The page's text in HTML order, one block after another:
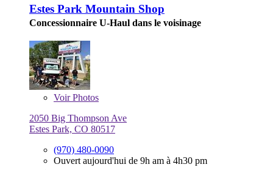
Estes Park Mountain Shop
Concessionnaire U-Haul dans le voisinage
VoirPhotos
2050 Big Thompson Ave
Estes Park, CO 80517
(970) 480-0090
Ouvert aujourd'hui de 9h am à 4h30 pm